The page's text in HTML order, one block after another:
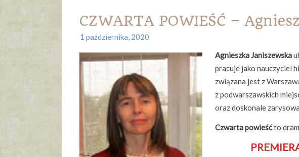
CZWARTA POWIEŚĆ –
1 października, 2020
Agnieszka Janiszewska
pracuje jako nauczyciel
związana jest z
z podwarszawskich
oraz doskonale
Czwarta powieśćto